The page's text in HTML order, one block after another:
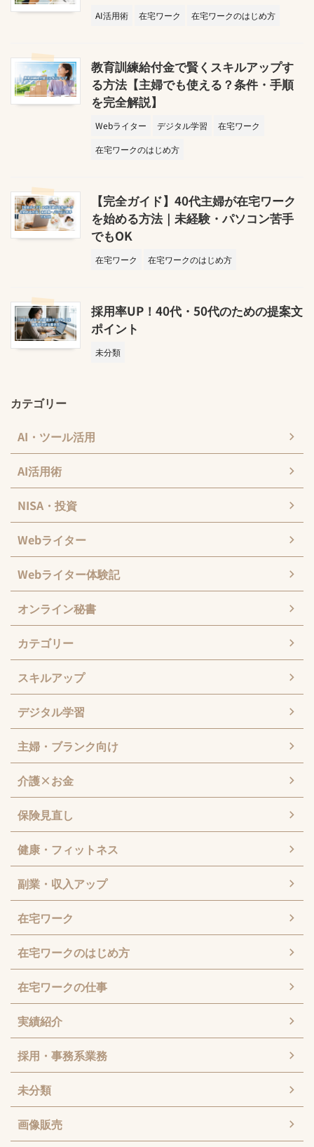
AI活用術 在宅ワーク 在宅ワークのはじめ方
教育訓練給付金で賢くスキルアップす
る方法【主婦でも使える？条件・手順
を完全解説】
Webライター デジタル学習
在宅ワーク
在宅ワークのはじめ方
【完全ガイド】40代主婦が在宅ワーク
を始める方法｜未経験・パソコン苦手
でもOK
在宅ワーク 在宅ワークのはじめ方
採用率UP！40代・50代のための提案文
ポイント
未分類
カテゴリー
AI・ツール活用
AI活用術
NISA・投資
Webライター
Webライター体験記
オンライン秘書
カテゴリー
スキルアップ
デジタル学習
主婦・ブランク向け
介護×お金
保険見直し
健康・フィットネス
副業・収入アップ
在宅ワーク
在宅ワークのはじめ方
在宅ワークの仕事
実績紹介
採用・事務系業務
未分類
画像販売